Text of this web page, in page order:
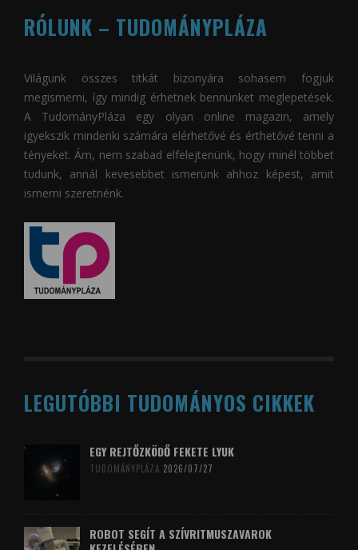
RÓLUNK – TUDOMÁNYPLÁZA
Világunk összes titkát bizonyára sohasem fogjuk
megismerni, így mindig érhetnek bennünket meglepetések.
A TudományPláza egy olyan online magazin, amely
igyekszik mindenki számára elérhetővé és érthetővé tenni a
tényeket. Ám, nem szabad elfelejtenünk, hogy minél többet
tudunk, annál kevesebbet ismerünk ahhoz képest, amit
ismerni szeretnénk.
LEGUTÓBBI TUDOMÁNYOS CIKKEK
EGY REJTŐZKÖDŐ FEKETE LYUK
TUDOMÁNYPLÁZA 2026/07/27
ROBOT SEGÍT A SZÍVRITMUSZAVAROK